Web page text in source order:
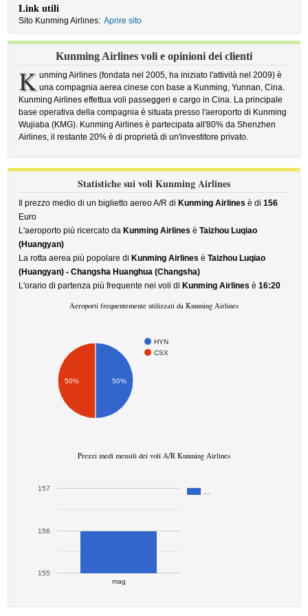
Link utili
Sito Kunming Airlines: Aprire sito
Kunming Airlines voli e opinioni dei clienti
K unming Airlines (fondata nel 2005, ha iniziato l'attività nel 2009) è
una compagnia aerea cinese con base a Kunming, Yunnan, Cina.
Kunming Airlines effettua voli passeggeri e cargo in Cina. La principale
base operativa della compagnia è situata presso l'aeroporto di Kunming
Wujiaba (KMG). Kunming Airlines è partecipata all'80% da Shenzhen
Airlines, il restante 20% è di proprietà di un'investitore privato.
Statistiche sui voli Kunming Airlines
Il prezzo medio di un biglietto aereo A/R di Kunming Airlines è di156
Euro
L'aeroporto più ricercato da Kunming Airlines èTaizhou Luqiao
(Huangyan)
La rotta aerea più popolare di Kunming Airlines èTaizhou Luqiao
(Huangyan) - Changsha Huanghua (Changsha)
L'orario di partenza più frequente nei voli di Kunming Airlines è16:20
Aeroporti frequentemente utilizzati da Kunming Airlines
HYN
CSX
50% 50%
Prezzi medi mensili dei voli A/R Kunming Airlines
mag
155
156
157